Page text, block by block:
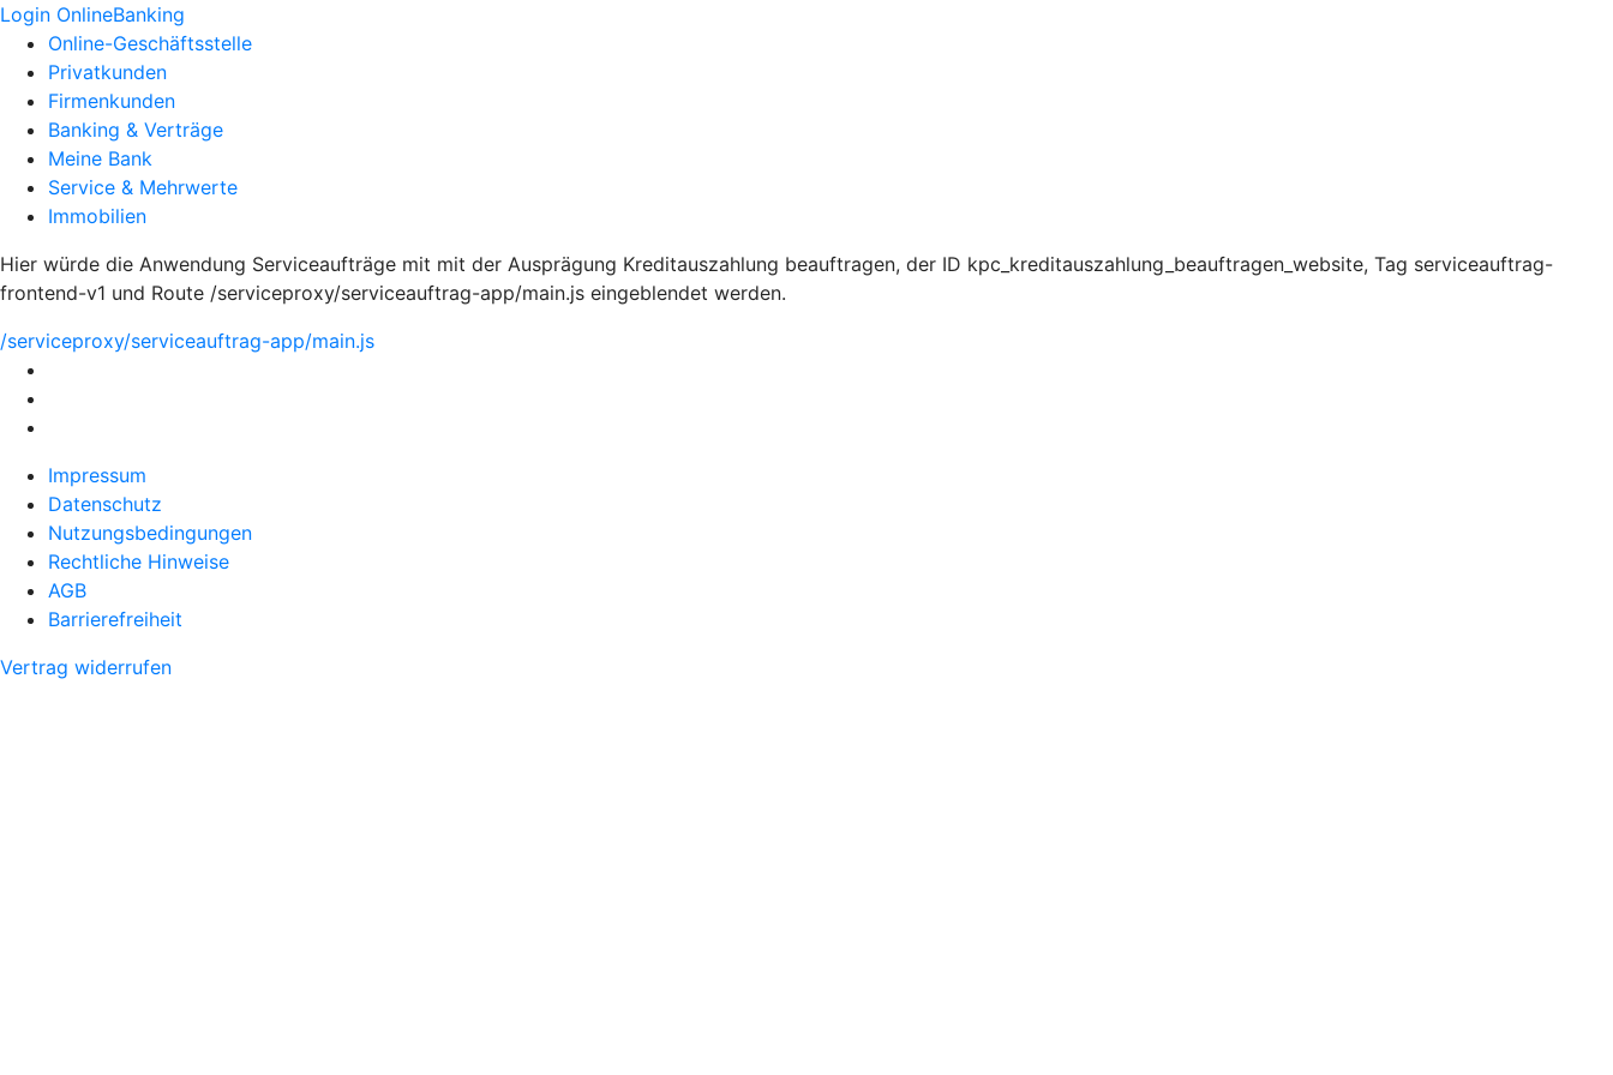
Login OnlineBanking
Online-Geschäftsstelle
Privatkunden
Firmenkunden
Banking & Verträge
Meine Bank
Service & Mehrwerte
Immobilien
Hier würde die Anwendung Serviceaufträge mit mit der Ausprägung Kreditauszahlung beauftragen, der ID kpc_kreditauszahlung_beauftragen_website, Tag serviceauftrag-
frontend-v1 und Route /serviceproxy/serviceauftrag-app/main.js eingeblendet werden.
/serviceproxy/serviceauftrag-app/main.js
Impressum
Datenschutz
Nutzungsbedingungen
Rechtliche Hinweise
AGB
Barrierefreiheit
Vertrag widerrufen